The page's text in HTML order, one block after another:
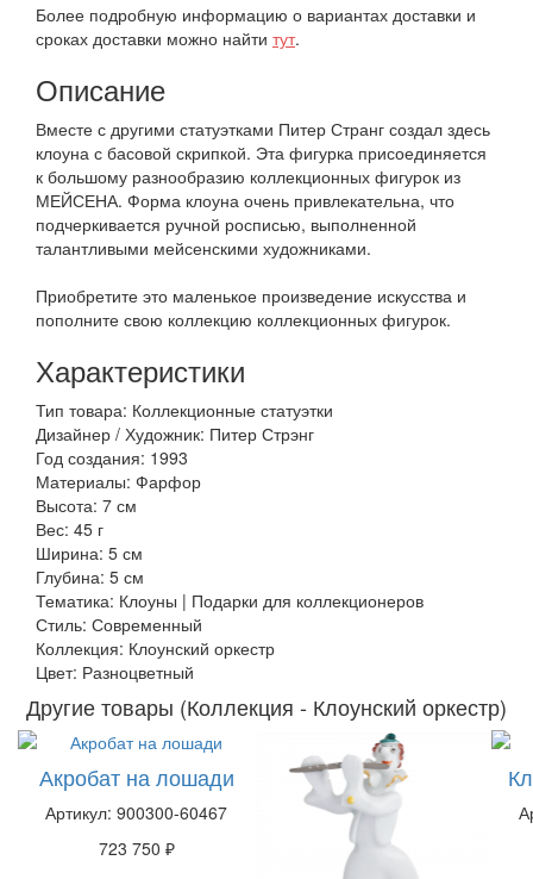
Более подробную информацию о вариантах доставки и
сроках доставки можно найти тут.
Описание
Вместе с другими статуэтками Питер Странг создал здесь
клоуна с басовой скрипкой. Эта фигурка присоединяется
к большому разнообразию коллекционных фигурок из
МЕЙСЕНА. Форма клоуна очень привлекательна, что
подчеркивается ручной росписью, выполненной
талантливыми мейсенскими художниками.
Приобретите это маленькое произведение искусства и
пополните свою коллекцию коллекционных фигурок.
Характеристики
Тип товара: Коллекционные статуэтки
Дизайнер / Художник: Питер Стрэнг
Год создания: 1993
Материалы: Фарфор
Высота: 7 см
Вес: 45 г
Ширина: 5 см
Глубина: 5 см
Тематика: Клоуны | Подарки для коллекционеров
Стиль: Современный
Коллекция: Клоунский оркестр
Цвет: Разноцветный
Другие товары (Коллекция - Клоунский оркестр)
Акробат на лошади
Артикул: 900300-60467
723 750 ₽